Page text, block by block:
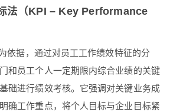
法（KPI – Key Performance
依据，通过对员工工作绩效特征的分
和员工个人一定期限内综合业绩的关键
础进行绩效考核。它强调对关键业务成
确工作重点，将个人目标与企业目标紧